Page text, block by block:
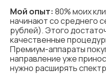
Мой опыт: 80% моих
начинают со среднего
рублей). Этого
качественные
Премиум-аппараты
направление уже
нужно расширять